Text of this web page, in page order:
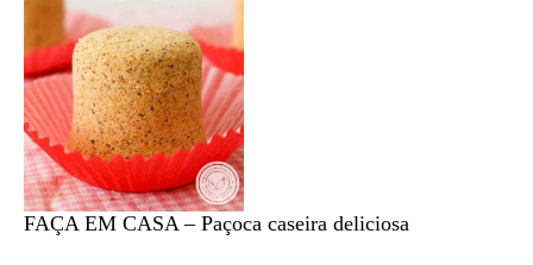
FAÇA EM CASA – Paçoca caseira deliciosa